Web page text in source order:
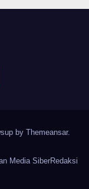
by Themeansar.
Media SiberRedaksi